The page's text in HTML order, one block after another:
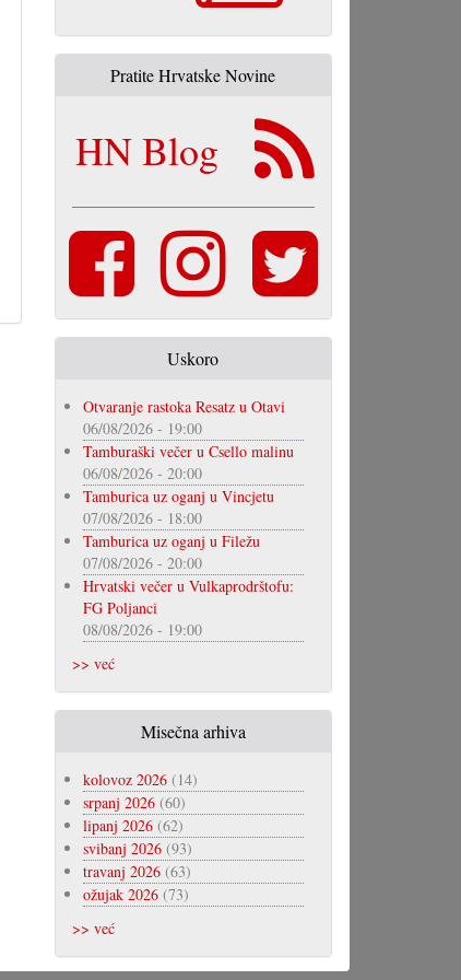
Pratite Hrvatske Novine
HN Blog
Uskoro
Otvaranje rastoka Resatz u Otavi
06/08/2026 - 19:00
Tamburaški večer u Csello malinu
06/08/2026 - 20:00
Tamburica uz oganj u Vincjetu
07/08/2026 - 18:00
Tamburica uz oganj u Filežu
07/08/2026 - 20:00
Hrvatski večer u Vulkaprodrštofu:
FG Poljanci
08/08/2026 - 19:00
>> već
Misečna arhiva
kolovoz 2026(14)
srpanj 2026(60)
lipanj 2026(62)
svibanj 2026(93)
travanj 2026(63)
ožujak 2026(73)
>> već